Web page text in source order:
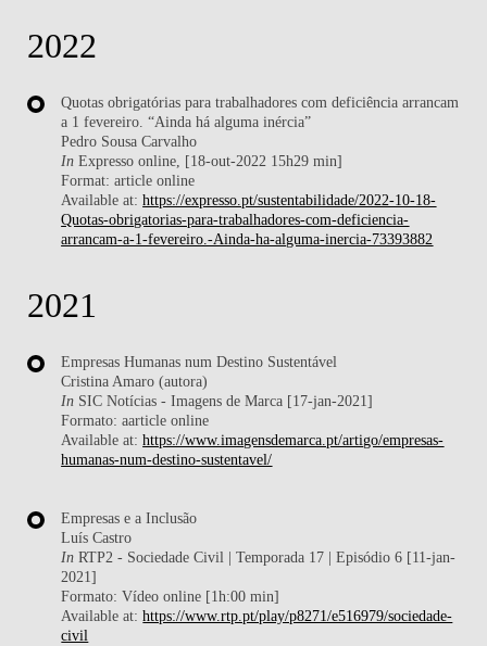
2022
Quotas obrigatórias para trabalhadores com deficiência arrancam
a 1 fevereiro. “Ainda há alguma inércia”
Pedro Sousa Carvalho
In Expresso online, [18-out-2022 15h29 min]
Format: article online
Available at:https://expresso.pt/sustentabilidade/2022-10-18-
Quotas-obrigatorias-para-trabalhadores-com-deficiencia-
arrancam-a-1-fevereiro.-Ainda-ha-alguma-inercia-73393882
2021
Empresas Humanas num Destino Sustentável
Cristina Amaro (autora)
In SIC Notícias - Imagens de Marca [17-jan-2021]
Formato: aarticle online
Available at:https://www.imagensdemarca.pt/artigo/empresas-
humanas-num-destino-sustentavel/
Empresas e a Inclusão
Luís Castro
In RTP2 - Sociedade Civil | Temporada 17 | Episódio 6 [11-jan-
2021]
Formato: Vídeo online [1h:00 min]
Available at:https://www.rtp.pt/play/p8271/e516979/sociedade-
civil